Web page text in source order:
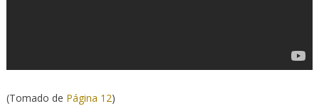
(Tomado de Página 12)